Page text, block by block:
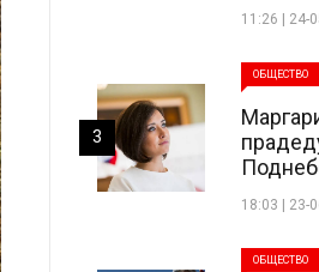
11:26 | 24-
ОБЩЕСТВО
18:03 | 23-
3
ОБЩЕСТВО